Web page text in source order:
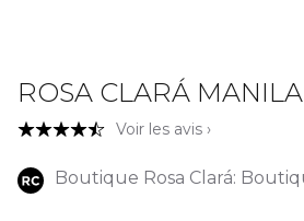
ROSA CLARÁ MANILA
Voir les avis ›
Boutique Rosa Clará: